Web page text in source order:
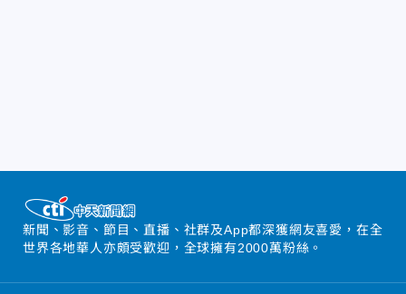
新聞、影音、節目、直播、社群及App都深獲網友喜愛，在全
世界各地華人亦頗受歡迎，全球擁有2000萬粉絲。